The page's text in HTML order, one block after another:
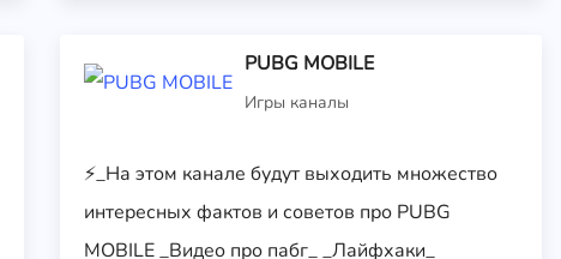
PUBG MOBILE
Игры каналы
⚡_На этом канале будут выходить множество
интересных фактов и советов про PUBG
MOBILE _Видео про пабг_ _Лайфхаки_